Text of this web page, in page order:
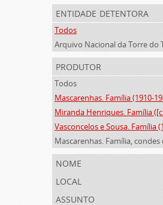
entidade detentora
Todos
Arquivo Nacional da Torre do
produtor
Todos
Mascarenhas. Família (1910-
nome
local
assunto